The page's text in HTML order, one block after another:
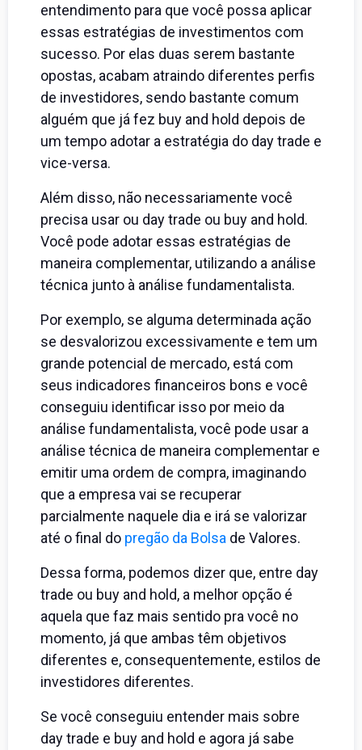
entendimento para que você possa aplicar
essas estratégias de investimentos com
sucesso. Por elas duas serem bastante
opostas, acabam atraindo diferentes perfis
de investidores, sendo bastante comum
alguém que já fez buy and hold depois de
um tempo adotar a estratégia do day trade e
vice-versa.
Além disso, não necessariamente você
precisa usar ou day trade ou buy and hold.
Você pode adotar essas estratégias de
maneira complementar, utilizando a análise
técnica junto à análise fundamentalista.
Por exemplo, se alguma determinada ação
se desvalorizou excessivamente e tem um
grande potencial de mercado, está com
seus indicadores financeiros bons e você
conseguiu identificar isso por meio da
análise fundamentalista, você pode usar a
análise técnica de maneira complementar e
emitir uma ordem de compra, imaginando
que a empresa vai se recuperar
parcialmente naquele dia e irá se valorizar
até o final do pregão da Bolsa de Valores.
Dessa forma, podemos dizer que, entre day
trade ou buy and hold, a melhor opção é
aquela que faz mais sentido pra você no
momento, já que ambas têm objetivos
diferentes e, consequentemente, estilos de
investidores diferentes.
Se você conseguiu entender mais sobre
day trade e buy and hold e agora já sabe